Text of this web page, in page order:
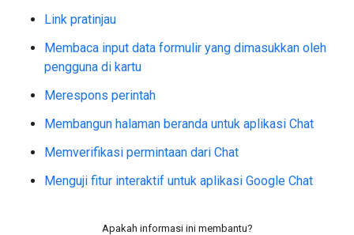
Link pratinjau
Membaca input data formulir yang dimasukkan oleh
pengguna di kartu
Merespons perintah
Membangun halaman beranda untuk aplikasi Chat
Memverifikasi permintaan dari Chat
Menguji fitur interaktif untuk aplikasi Google Chat
Apakah informasi ini membantu?